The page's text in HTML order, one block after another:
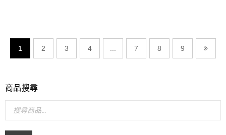
1 2 3 4 7 8 9
商品搜尋